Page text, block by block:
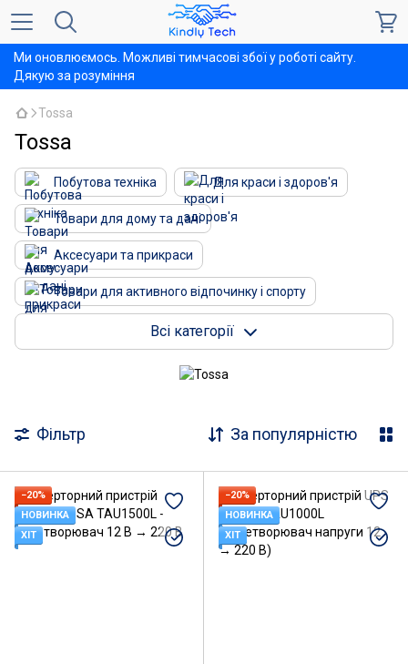
Ми оновлюємось. Можливі тимчасові збої у роботі сайту.
Дякую за розуміння
Tossa
Tossa
Побутова техніка Для краси і здоров'я
Товари для дому та дачі
Аксесуари та прикраси
Товари для активного відпочинку і спорту
Товари для дітей
Техніка та електроніка
Декор для дому Знижені в ціні товари
Бренди
Всі категорії
Фільтр За популярністю
−20%
НОВИНКА
ХІТ
−20%
НОВИНКА
ХІТ